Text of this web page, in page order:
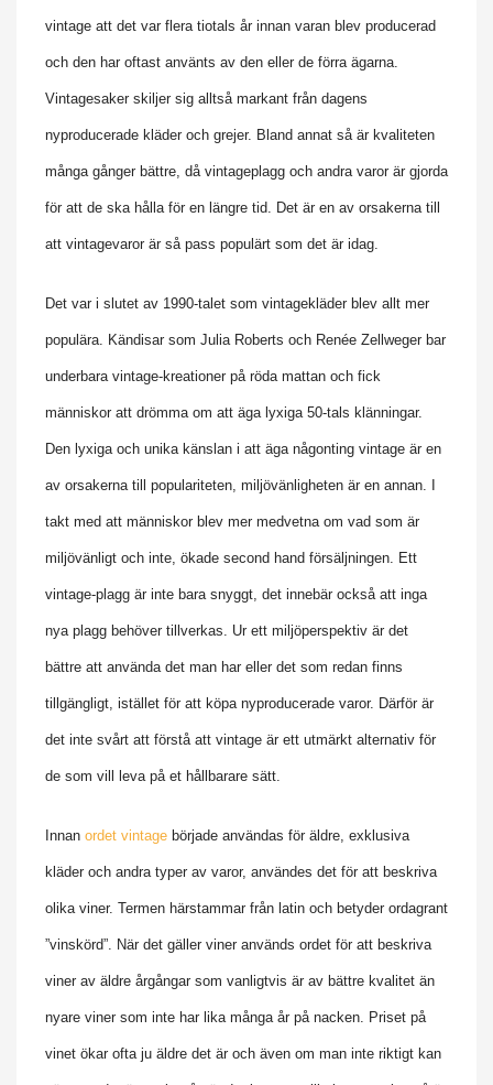
vintage att det var flera tiotals år innan varan blev producerad
och den har oftast använts av den eller de förra ägarna.
Vintagesaker skiljer sig alltså markant från dagens
nyproducerade kläder och grejer. Bland annat så är kvaliteten
många gånger bättre, då vintageplagg och andra varor är gjorda
för att de ska hålla för en längre tid. Det är en av orsakerna till
att vintagevaror är så pass populärt som det är idag.
Det var i slutet av 1990-talet som vintagekläder blev allt mer
populära. Kändisar som Julia Roberts och Renée Zellweger bar
underbara vintage-kreationer på röda mattan och fick
människor att drömma om att äga lyxiga 50-tals klänningar.
Den lyxiga och unika känslan i att äga någonting vintage är en
av orsakerna till populariteten, miljövänligheten är en annan. I
takt med att människor blev mer medvetna om vad som är
miljövänligt och inte, ökade second hand försäljningen. Ett
vintage-plagg är inte bara snyggt, det innebär också att inga
nya plagg behöver tillverkas. Ur ett miljöperspektiv är det
bättre att använda det man har eller det som redan finns
tillgängligt, istället för att köpa nyproducerade varor. Därför är
det inte svårt att förstå att vintage är ett utmärkt alternativ för
de som vill leva på et hållbarare sätt.
Innan ordet vintage började användas för äldre, exklusiva
kläder och andra typer av varor, användes det för att beskriva
olika viner. Termen härstammar från latin och betyder ordagrant
”vinskörd”. När det gäller viner används ordet för att beskriva
viner av äldre årgångar som vanligtvis är av bättre kvalitet än
nyare viner som inte har lika många år på nacken. Priset på
vinet ökar ofta ju äldre det är och även om man inte riktigt kan